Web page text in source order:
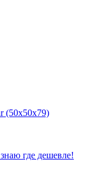
(50x50x79)
где дешевле!